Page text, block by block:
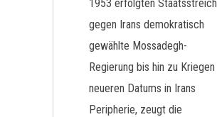
1953 erfolgten Staatsstreich
gegen Irans demokratisch
gewählte Mossadegh-
Regierung bis hin zu Kriegen
neueren Datums in Irans
Peripherie, zeugt die